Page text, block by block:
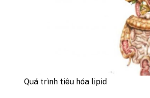
Quá trình tiêu hóa lipid